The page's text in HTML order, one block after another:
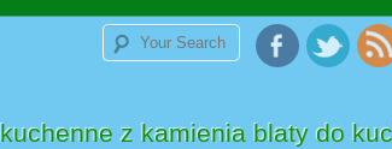
z kamienia blaty do